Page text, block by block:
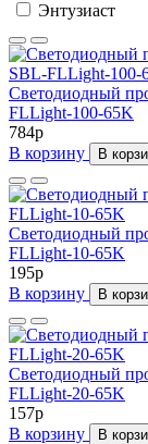
Энтузиаст
Светодиодный
FLLight-100-65K
784p
В корзину
В
Светодиодный
FLLight-10-65K
195p
В корзину
В
Светодиодный
FLLight-20-65K
157p
В корзину
В